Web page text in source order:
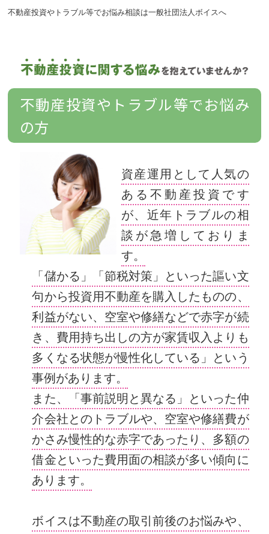
不動産投資やトラブル等でお悩み相談は一般社団法人ボイスへ
不動産投資やトラブル等でお悩み
の方
資産運用として人気の
ある不動産投資です
が、近年トラブルの相
談が急増しておりま
す。
「儲かる」「節税対策」といった謳い文
句から投資用不動産を購入したものの、
利益がない、空室や修繕などで赤字が続
き、費用持ち出しの方が家賃収入よりも
多くなる状態が慢性化している」という
事例があります。
また、「事前説明と異なる」といった仲
介会社とのトラブルや、空室や修繕費が
かさみ慢性的な赤字であったり、多額の
借金といった費用面の相談が多い傾向に
あります。
ボイスは不動産の取引前後のお悩みや、